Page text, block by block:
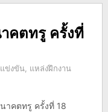
คตทรู ครั้งที่
ข่งขัน, แหล่งฝึกงาน
าคตทรู ครั้งที่ 18